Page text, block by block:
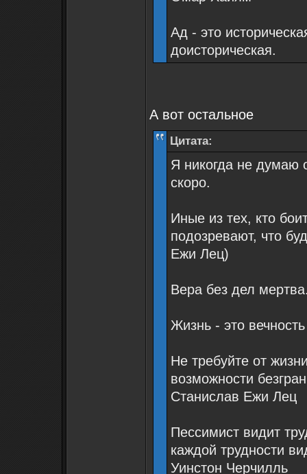
Ад - это
доисторическая.
А вот остальное
Цитата:
Я никогда не думаю
скоро.
Иные из тех, кто
подозревают, что
Ежи Лец)
Вера без дел
Жизнь - это
Не требуйте от
возможности
Станислав Ежи Лец
Пессимист видит
каждой трудности
Уинстон Черчилль